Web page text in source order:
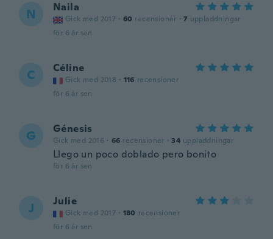
N Naila
Gick med 2017 · 60 recensioner · 7 uppladdningar
för 6 år sen
C Céline
Gick med 2018 · 116 recensioner
för 6 år sen
G Génesis
Gick med 2016 · 66 recensioner · 34 uppladdningar
Llego un poco doblado pero bonito
för 6 år sen
J Julie
Gick med 2017 · 180 recensioner
för 6 år sen